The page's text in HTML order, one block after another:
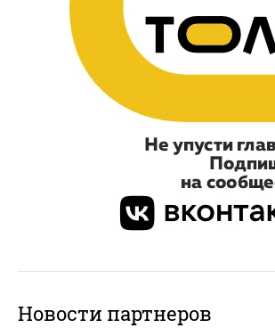
Новости партнеров